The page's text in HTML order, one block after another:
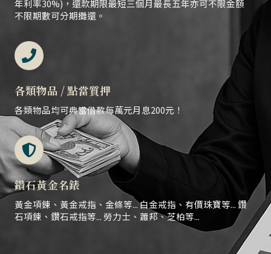
年利率30%)，還款期限最短三個月最長五年亦可不限金額
不限期數可分期攤還。
各類物品 / 點當質押
各類物品均可典當借款每萬元月息200元！
鑽石黃金名錶
黃金項鍊、黃金戒指、金條等... 白金戒指、有價珠寶等... 鑽
石項鍊、鑽石戒指等... 勞力士、蕭邦、芝柏等...